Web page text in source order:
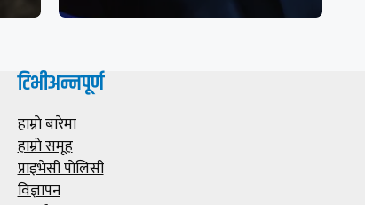
टिभीअन्नपूर्ण
हाम्राे बारेमा
हाम्राे समूह
प्राइभेसी पाेलिसी
विज्ञापन